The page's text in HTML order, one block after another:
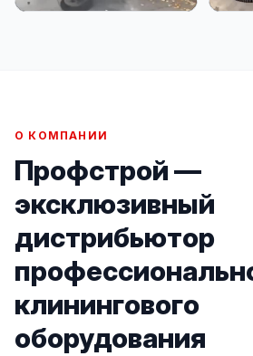
О КОМПАНИИ
Профстрой —
эксклюзивный
дистрибьютор
клинингового
оборудования